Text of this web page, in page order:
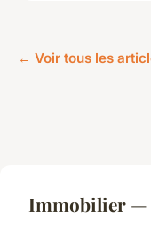
← Voir tous les
Immobilier —